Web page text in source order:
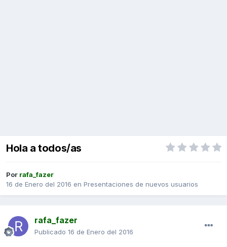
Hola a todos/as
Por rafa_fazer
16 de Enero del 2016 en Presentaciones de nuevos usuarios
rafa_fazer
Publicado 16 de Enero del 2016